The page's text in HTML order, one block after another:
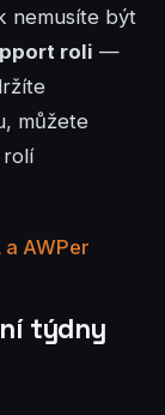
nemusíte být
roli —
můžete
rolí
AWPer
týdny